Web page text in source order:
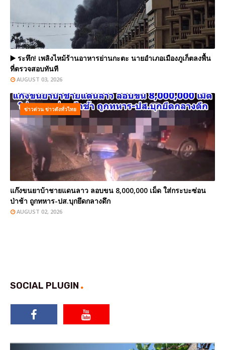
▶️ ระทึก! เพลิงไหม้ร้านอาหารย่านกะตะ นายอำเภอเมืองภูเก็ตลงพื้น
ที่ตรวจสอบทันที
AUGUST 03, 2026
ข่าวด่วน ข่าวดังทั่วไทย
แก๊งขนยาบ้าชายแดนลาว ลอบขน 8,000,000 เม็ด ใส่กระบะซ่อน
ป่าช้า ถูกทหาร-ปส.บุกยึดกลางดึก
AUGUST 02, 2026
SOCIAL PLUGIN